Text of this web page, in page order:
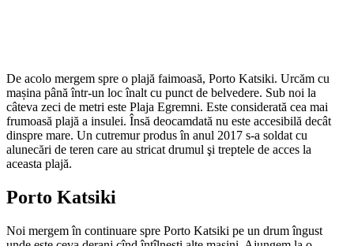
De acolo mergem spre o plajă faimoasă, Porto Katsiki. Urcăm cu
mașina până într-un loc înalt cu punct de belvedere. Sub noi la
câteva zeci de metri este Plaja Egremni. Este considerată cea mai
frumoasă plajă a insulei. Însă deocamdată nu este accesibilă decât
dinspre mare. Un cutremur produs în anul 2017 s-a soldat cu
alunecări de teren care au stricat drumul şi treptele de acces la
aceasta plajă.
Porto Katsiki
Noi mergem în continuare spre Porto Katsiki pe un drum îngust